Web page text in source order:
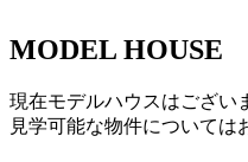
MODEL HOUSE
現在モデルハウスはござい
見学可能な物件については